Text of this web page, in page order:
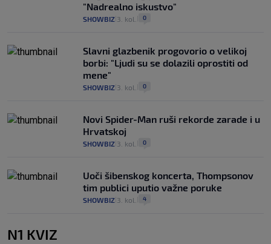
"Nadrealno iskustvo"
SHOWBIZ 3. kol. 0
Slavni glazbenik progovorio o velikoj
borbi: "Ljudi su se dolazili oprostiti od
mene"
SHOWBIZ 3. kol. 0
Novi Spider-Man ruši rekorde zarade i u
Hrvatskoj
SHOWBIZ 3. kol. 0
Uoči šibenskog koncerta, Thompsonov
tim publici uputio važne poruke
SHOWBIZ 3. kol. 4
N1 KVIZ